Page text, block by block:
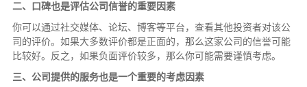
二、口碑也是评估公司信誉的重要因素
你可以通过社交媒体、论坛、博客等平台，查看其他投资者对该公
司的评价。如果大多数评价都是正面的，那么这家公司的信誉可能
比较好。反之，如果负面评价较多，那么你可能需要谨慎考虑。
三、公司提供的服务也是一个重要的考虑因素